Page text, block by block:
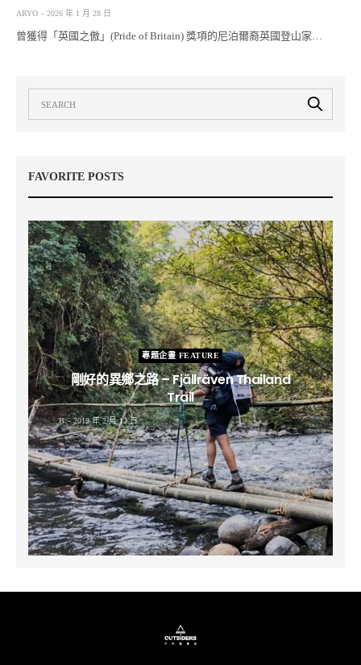
ARYO 2026 年 1 月 28 日
曾獲得「英國之傲」(Pride of Britain) 獎項的尼泊爾裔英國登山家…
FAVORITE POSTS
專題企畫 FEATURE
剛好的異鄉之路 – Fjällräven Thailand
Trail
B 2019 年 2 月 12 日